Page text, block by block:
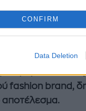
CONFIRM
Data Deletion
κυρίως στις
και
με μισό μάτι,
fashion brand,
αποτέλεσμα.